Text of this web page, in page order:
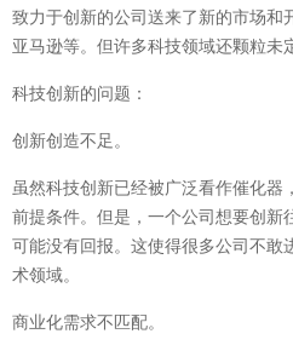
致力于创新的公司送来了新的市场和
亚马逊等。但许多科技领域还颗粒未
科技创新的问题：
创新创造不足。
虽然科技创新已经被广泛看作催化器
前提条件。但是，一个公司想要创新
可能没有回报。这使得很多公司不敢
术领域。
商业化需求不匹配。